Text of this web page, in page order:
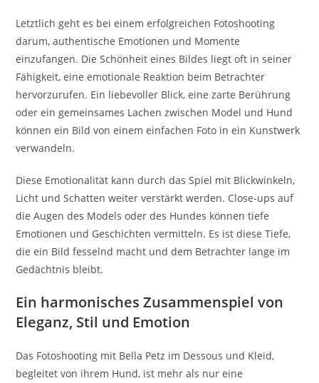
Letztlich geht es bei einem erfolgreichen Fotoshooting
darum, authentische Emotionen und Momente
einzufangen. Die Schönheit eines Bildes liegt oft in seiner
Fähigkeit, eine emotionale Reaktion beim Betrachter
hervorzurufen. Ein liebevoller Blick, eine zarte Berührung
oder ein gemeinsames Lachen zwischen Model und Hund
können ein Bild von einem einfachen Foto in ein Kunstwerk
verwandeln.
Diese Emotionalität kann durch das Spiel mit Blickwinkeln,
Licht und Schatten weiter verstärkt werden. Close-ups auf
die Augen des Models oder des Hundes können tiefe
Emotionen und Geschichten vermitteln. Es ist diese Tiefe,
die ein Bild fesselnd macht und dem Betrachter lange im
Gedächtnis bleibt.
Ein harmonisches Zusammenspiel von
Eleganz, Stil und Emotion
Das Fotoshooting mit Bella Petz im Dessous und Kleid,
begleitet von ihrem Hund, ist mehr als nur eine